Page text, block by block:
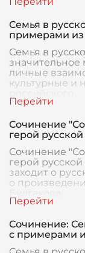
Семья в
примерами из
Семья в
значительное
личные
культурные и
Сочинение
герой
Сочинение
герой
заходит о
о
Булгакова,
Сочинение:
с примерами